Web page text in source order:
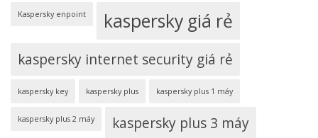
Kaspersky enpoint kaspersky giá rẻ
kaspersky internet security giá rẻ
kaspersky key kaspersky plus kaspersky plus 1 máy
kaspersky plus 2 máy kaspersky plus 3 máy